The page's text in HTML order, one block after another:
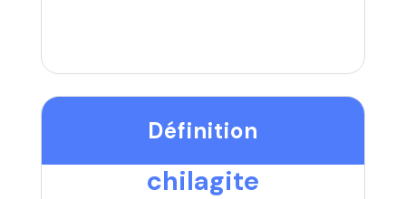
Définition
chilagite